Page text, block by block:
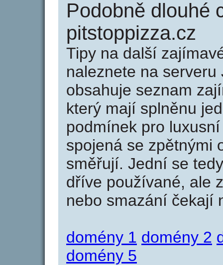
Podobně dlouhé
pitstoppizza.cz
Tipy na další
naleznete na serveru
obsahuje seznam
který mají splněnu
podmínek pro
spojená se zpětnými
směřují. Jední se
dříve používané, ale
nebo smazání čekají
domény 1 domény 2
domény 5